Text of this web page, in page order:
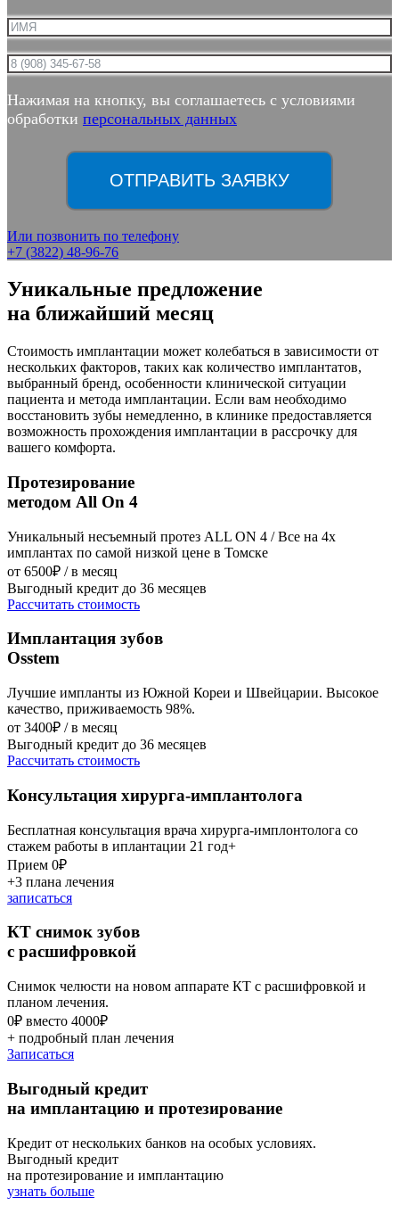
Нажимая на кнопку, вы соглашаетесь с условиями
обработки персональных данных
ОТПРАВИТЬ ЗАЯВКУ
Или позвонить по телефону
+7 (3822) 48-96-76
Уникальные предложение
на ближайший месяц
Стоимость имплантации может колебаться в зависимости от
нескольких факторов, таких как количество имплантатов,
выбранный бренд, особенности клинической ситуации
пациента и метода имплантации. Если вам необходимо
восстановить зубы немедленно, в клинике предоставляется
возможность прохождения имплантации в рассрочку для
вашего комфорта.
Протезирование
методом All On 4
Уникальный несъемный протез ALL ON 4 / Все на 4х
имплантах по самой низкой цене в Томске
от 6500₽ / в месяц
Выгодный кредит до 36 месяцев
Рассчитать стоимость
Имплантация зубов
Osstem
Лучшие импланты из Южной Кореи и Швейцарии. Высокое
качество, приживаемость 98%.
от 3400₽ / в месяц
Выгодный кредит до 36 месяцев
Рассчитать стоимость
Консультация хирурга-имплантолога
Бесплатная консультация врача хирурга-имплонтолога со
стажем работы в иплантации 21 год+
Прием 0₽
+3 плана лечения
записаться
КТ снимок зубов
с расшифровкой
Снимок челюсти на новом аппарате КТ с расшифровкой и
планом лечения.
0₽ вместо 4000₽
+ подробный план лечения
Записаться
Выгодный кредит
на имплантацию и протезирование
Кредит от нескольких банков на особых условиях.
Выгодный кредит
на протезирование и имплантацию
узнать больше